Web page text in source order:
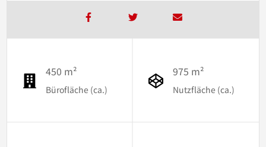
450 m²
Bürofläche (ca.)
975 m²
Nutzfläche (ca.)